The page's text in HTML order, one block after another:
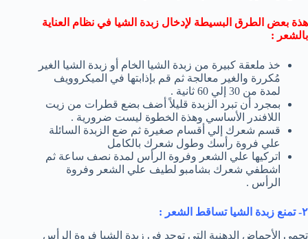
هذة بعض الطرق البسيطة لإدخال زبدة الشيا في نظام العناية
بالشعر :
خذ ملعقة كبيرة من زبدة الشيا الخام أو زبدة الشيا الغير
مُكررة والغير معالجة ثم قم بإذابتها في الميكروويف
لمدة من 30 إلي 60 ثانية .
بمجرد أن تبرد الزبدة قليلاً أضف بضع قطرات من زيت
اللافندر الأساسي وهذة الخطوة ليست ضرورية .
قسم شعرك إلي أقسام صغيرة ثم ضع الزبدة السائلة
علي فروة رأسك وطول شعرك بالكامل
اتركيها علي الشعر وفروة الرأس لمدة نصف ساعة ثم
اشطفي شعرك بشامبو لطيف علي الشعر وفروة
الرأس .
٢- تمنع زبدة الشيا تساقط الشعر :
تحمي الأحماض الدهنية التي توجد في زبدة الشيا فروة الرأس